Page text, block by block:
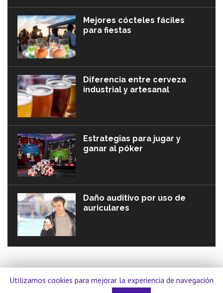
Mejores cócteles fáciles
para fiestas
Diferencia entre cerveza
industrial y artesanal
Estrategias para jugar y
ganar al póker
Daño auditivo por uso de
auriculares
© Discotequeros.com. Todos los derechos reservados.
Utilizamos cookies para mejorar la experiencia de navegación